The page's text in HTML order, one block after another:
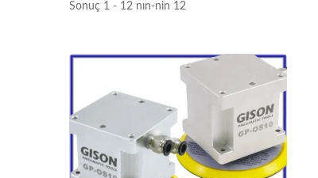
Sonuç 1 - 12 nın-nin 12